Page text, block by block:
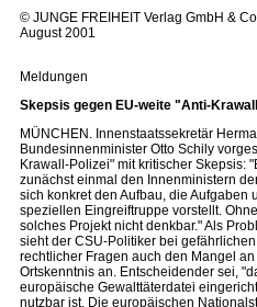
© JUNGE FREIHEIT Verlag GmbH &
August 2001
Meldungen
Skepsis gegen EU-weite "Anti-
MÜNCHEN. Innenstaatssekretär
Bundesinnenminister Otto Schily
Krawall-Polizei" mit kritischer Skepsis:
zunächst einmal den Innenministern
sich konkret den Aufbau, die Aufgaben
speziellen Eingreiftruppe vorstellt.
solches Projekt nicht denkbar." Als
sieht der CSU-Politiker bei
rechtlicher Fragen auch den Mangel
Ortskenntnis an. Entscheidender sei,
europäische Gewalttäterdatei
nutzbar ist. Die europäischen